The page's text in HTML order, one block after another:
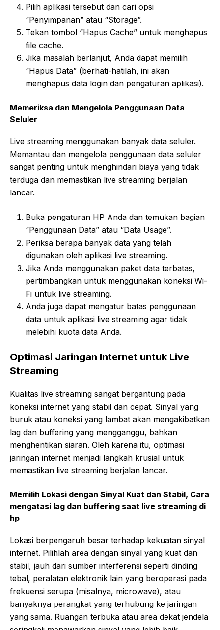
Pilih aplikasi tersebut dan cari opsi
“Penyimpanan” atau “Storage”.
Tekan tombol “Hapus Cache” untuk menghapus
file cache.
Jika masalah berlanjut, Anda dapat memilih
“Hapus Data” (berhati-hatilah, ini akan
menghapus data login dan pengaturan aplikasi).
Memeriksa dan Mengelola Penggunaan Data
Seluler
Live streaming menggunakan banyak data seluler.
Memantau dan mengelola penggunaan data seluler
sangat penting untuk menghindari biaya yang tidak
terduga dan memastikan live streaming berjalan
lancar.
Buka pengaturan HP Anda dan temukan bagian
“Penggunaan Data” atau “Data Usage”.
Periksa berapa banyak data yang telah
digunakan oleh aplikasi live streaming.
Jika Anda menggunakan paket data terbatas,
pertimbangkan untuk menggunakan koneksi Wi-
Fi untuk live streaming.
Anda juga dapat mengatur batas penggunaan
data untuk aplikasi live streaming agar tidak
melebihi kuota data Anda.
Optimasi Jaringan Internet untuk Live
Streaming
Kualitas live streaming sangat bergantung pada
koneksi internet yang stabil dan cepat. Sinyal yang
buruk atau koneksi yang lambat akan mengakibatkan
lag dan buffering yang mengganggu, bahkan
menghentikan siaran. Oleh karena itu, optimasi
jaringan internet menjadi langkah krusial untuk
memastikan live streaming berjalan lancar.
Memilih Lokasi dengan Sinyal Kuat dan Stabil, Cara
mengatasi lag dan buffering saat live streaming di
hp
Lokasi berpengaruh besar terhadap kekuatan sinyal
internet. Pilihlah area dengan sinyal yang kuat dan
stabil, jauh dari sumber interferensi seperti dinding
tebal, peralatan elektronik lain yang beroperasi pada
frekuensi serupa (misalnya, microwave), atau
banyaknya perangkat yang terhubung ke jaringan
yang sama. Ruangan terbuka atau area dekat jendela